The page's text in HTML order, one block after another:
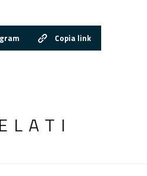
Copia link